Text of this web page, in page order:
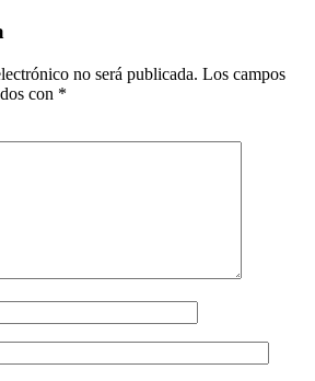
no será publicada. Los campos
con *